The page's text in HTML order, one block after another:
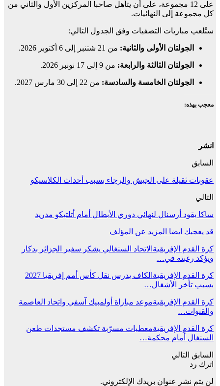
على 12 مجموعة، على أن يتأهل صاحبا المركزين الأول والثاني من
كل مجموعة إلى النهائيات.
ستُلعب مباريات التصفيات وفق الجدول التالي:
الجولتان الأولى والثانية: من 21 شتنبر إلى 6 أكتوبر 2026.
الجولتان الثالثة والرابعة: من 9 إلى 17 نونبر 2026.
الجولتان الخامسة والسادسة: من 22 إلى 30 مارس 2027.
معجب بهذه:
انشر
السابق
عقوبات ثقيلة على الجيش والرجاء بسبب أحداث الكلاسيكو
التالي
ساكا يقود أرسنال لنهائي دوري الأبطال أمام أتلتيكو مدريد
قد يعجبك ايضا المزيد عن المؤلف
كرة القدم الإفريقية الاتحاد السنغالي يشكر سفير الجزائر بدكار
ويؤكد رغبته في…
كرة القدم الإفريقية
الكاف يدرس نقل كأس أمم إفريقيا 2027
بسبب تأخر الأشغال…
كرة القدم الإفريقيةموعد مباراة أولمبيك آسفي واتحاد العاصمة
والقنوات…
كرة القدم الإفريقيةمعطيات مسرّبة تكشف مستجدات طعن
السنغال أمام محكمة…
السابق التالي
اترك رد
لن يتم نشر عنوان بريدك الإلكتروني.